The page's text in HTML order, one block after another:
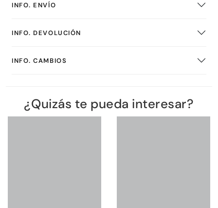
INFO. ENVÍO
INFO. DEVOLUCIÓN
INFO. CAMBIOS
¿Quizás te pueda interesar?